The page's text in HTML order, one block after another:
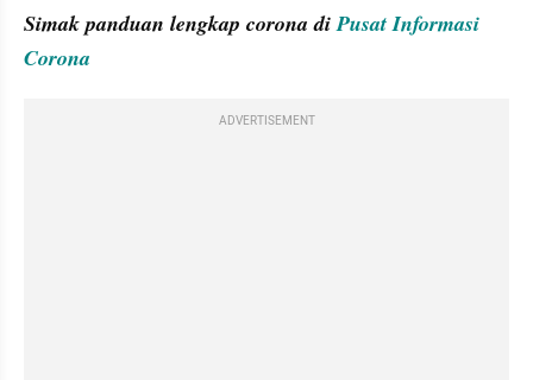
Simak panduan lengkap corona di Pusat Informasi
Corona
ADVERTISEMENT